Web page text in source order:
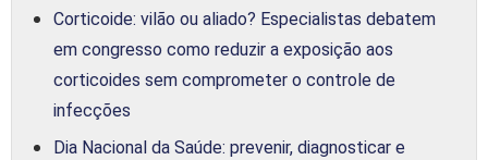
Corticoide: vilão ou aliado? Especialistas debatem
em congresso como reduzir a exposição aos
corticoides sem comprometer o controle de
infecções
Dia Nacional da Saúde: prevenir, diagnosticar e